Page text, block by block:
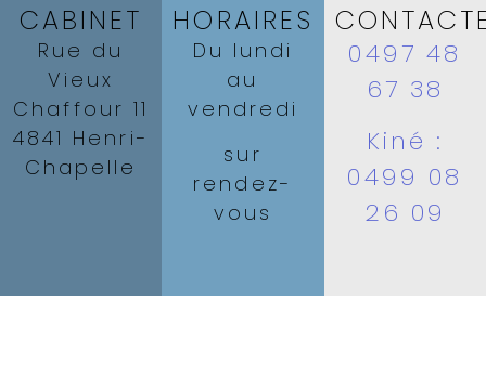
CABINET
Rue du
Vieux
Chaffour 11
4841 Henri-
Chapelle
HORAIRES
Du lundi
au
vendredi
sur
rendez-
vous
0497 48
67 38
Kiné :
0499 08
26 09